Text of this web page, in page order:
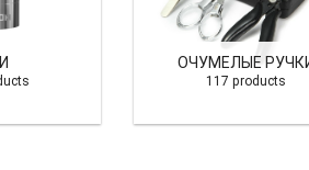
ОЧУМЕЛЫЕ
117 products